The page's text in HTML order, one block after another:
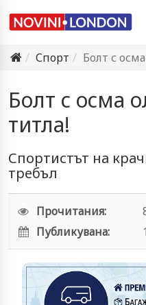
Спорт
Болт с
Болт с осма
титла!
Спортистът на
требъл
Прочитания:
Публикувана: